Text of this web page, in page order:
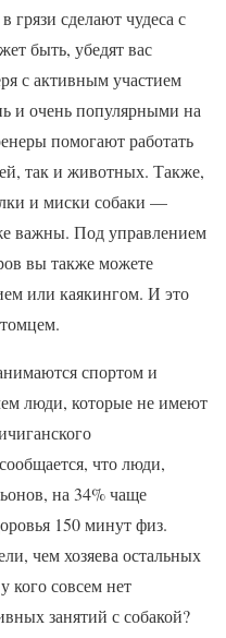
грязи сделают чудеса с
быть, убедят вас
с активным участием
и очень популярными на
помогают работать
так и животных. Также,
и миски собаки —
важны. Под управлением
вы также можете
или каякингом. И это
спортом и
люди, которые не имеют
что люди,
на 34% чаще
150 минут физ.
чем хозяева остальных
кого совсем нет
занятий с собакой?